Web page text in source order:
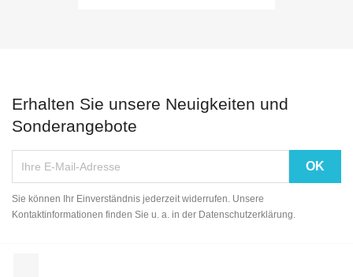
Erhalten Sie unsere Neuigkeiten und
Sonderangebote
Sie können Ihr Einverständnis jederzeit widerrufen. Unsere
Kontaktinformationen finden Sie u. a. in der Datenschutzerklärung.